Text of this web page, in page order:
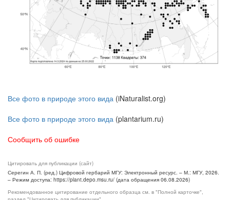
Все фото в природе этого вида (iNaturalist.org)
Все фото в природе этого вида (plantarium.ru)
Сообщить об ошибке
Цитировать для публикации (сайт)
Серегин А. П. (ред.) Цифровой гербарий МГУ: Электронный ресурс. – М.: МГУ, 2026.
– Режим доступа: https://plant.depo.msu.ru/ (дата обращения 06.08.2026)
Рекомендованное цитирование отдельного образца см. в "Полной карточке",